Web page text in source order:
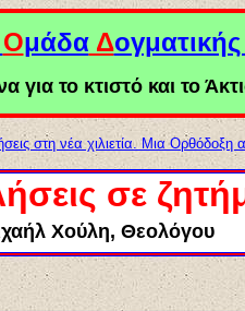
ΟμάδαΔογματικής
για το κτιστό και το
στη νέα χιλιετία. Μια Ορθόδοξη
σε
Χούλη, Θεολόγου